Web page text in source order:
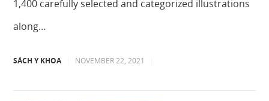
1,400 carefully selected and categorized illustrations
along…
SÁCH Y KHOA NOVEMBER 22, 2021